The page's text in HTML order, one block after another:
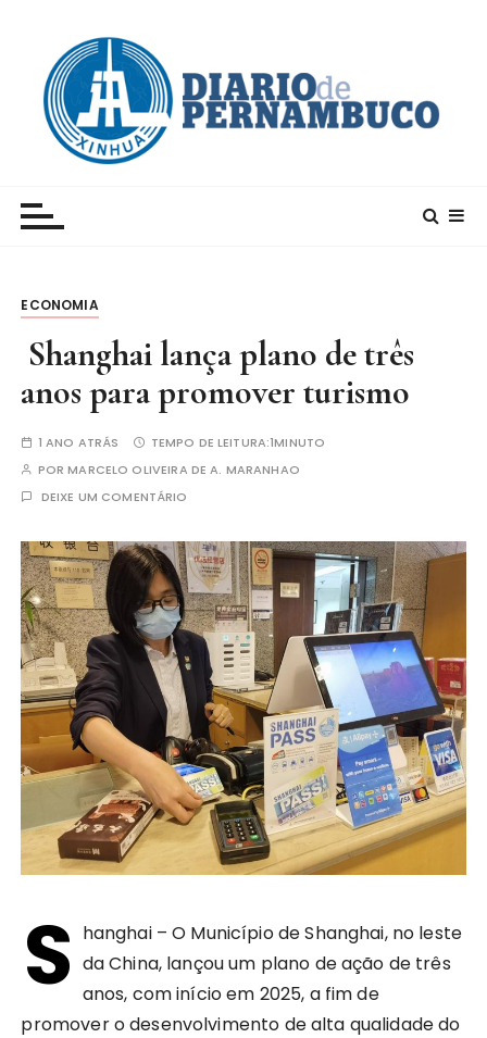
ECONOMIA
Shanghai lança plano de três
anos para promover turismo
1 ANO ATRÁS TEMPO DE LEITURA:1MINUTO
PORMARCELO OLIVEIRA DE A. MARANHAO
DEIXE UM COMENTÁRIO
S hanghai – O Município de Shanghai, no leste
da China, lançou um plano de ação de três
anos, com início em 2025, a fim de
promover o desenvolvimento de alta qualidade do